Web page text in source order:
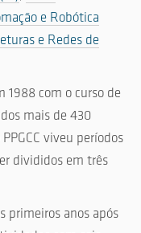
e Robótica
e Redes de
1988 com o curso de
mais de 430
viveu períodos
divididos em três
primeiros anos após